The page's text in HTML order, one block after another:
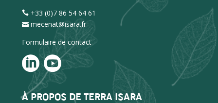
+33 (0)7 86 54 64 61
mecenat@isara.fr
Formulaire de contact
À PROPOS DE TERRA ISARA